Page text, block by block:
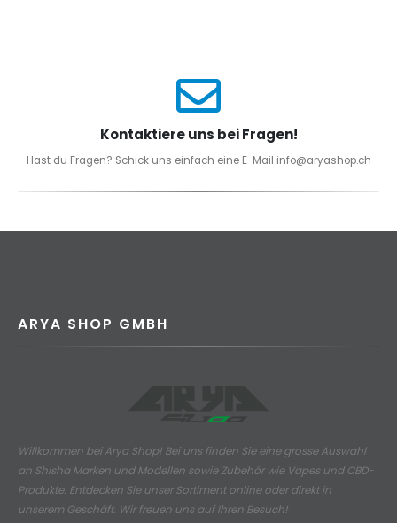
Kontaktiere uns bei Fragen!
Hast du Fragen? Schick uns einfach eine E-Mail info@aryashop.ch
ARYA SHOP GMBH
Willkommen bei Arya Shop! Bei uns finden Sie eine grosse Auswahl
an Shisha Marken und Modellen sowie Zubehör wie Vapes und CBD-
Produkte. Entdecken Sie unser Sortiment online oder direkt in
unserem Geschäft. Wir freuen uns auf Ihren Besuch!